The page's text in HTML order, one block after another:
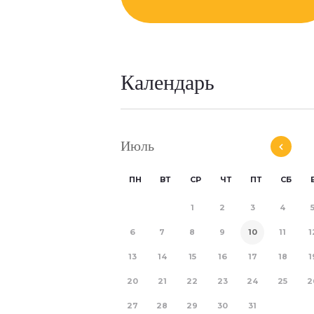
Календарь
Июль
ПН ВТ СР ЧТ ПТ СБ
1 2 3 4 5
6 7 8 9 10 11
13 14 15 16 17 18
20 21 22 23 24 25
27 28 29 30 31